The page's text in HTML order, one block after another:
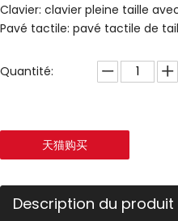
Clavier: clavier pleine taille
Pavé tactile: pavé tactile de
Quantité:
天猫购买
Description du produit